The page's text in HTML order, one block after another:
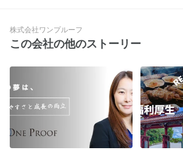
株式会社ワンプルーフ
この会社の他のストーリー